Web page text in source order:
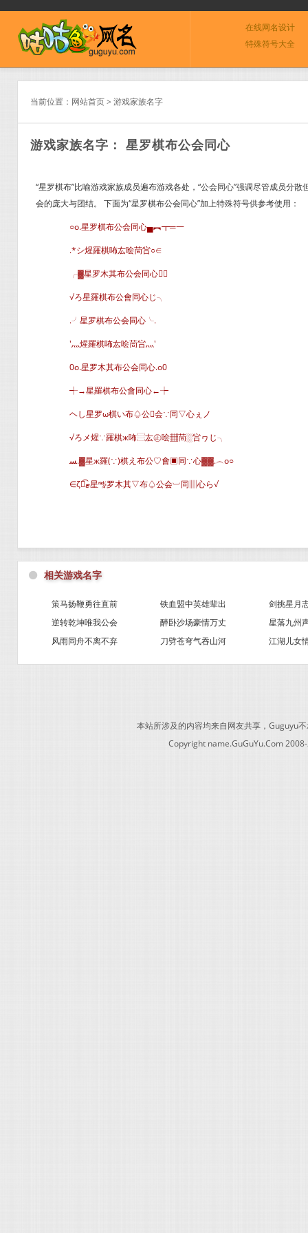
在线网名设计
特殊符号大全
当前位置： 网站首页> 游戏家族名字
游戏家族名字： 星罗棋布公会同心
“星罗棋布”比喻游戏家族成员遍布游戏各处，“公会同心”强调尽管成员分
会的庞大与团结。 下面为“星罗棋布公会同心”加上特殊符号供参考使用：
○o.星罗棋布公会同心▄︻┳═一
.*シ煋羅棋咘厷哙茼吢○∈
╭▓星罗木其布公会同心∈
√ろ星羅棋布公會同心じ╮
.╯星罗棋布公会同心╰.
′灬煋羅棋咘厷哙茼吢灬′
0o.星罗木其布公会同心.o0
┽→星羅棋布公會同心←┾
ヘし星罗ω棋い布♤公会∵同▽心ぇノ
√ろメ煋∵羅棋ж咘⿳厷㊣哙▦茼░吢ヮじ╮
ﺴ.▓星ж羅(∵)棋え布公♡會▣同∵心▓▓.︵o○
∈ζั͡ޓ星㎯罗木其▽布♤公会︺同▥心ら√
⚫ 相关游戏名字
策马扬鞭勇往直前 铁血盟中英雄辈出
剑挑星月
逆转乾坤唯我公会
醉卧沙场豪情万丈
星落九州
风雨同舟不离不弃
刀劈苍穹气吞山河 江湖儿女
本站所涉及的内容均来自网友共享，Guguyu
Copyright name.GuGuYu.Com